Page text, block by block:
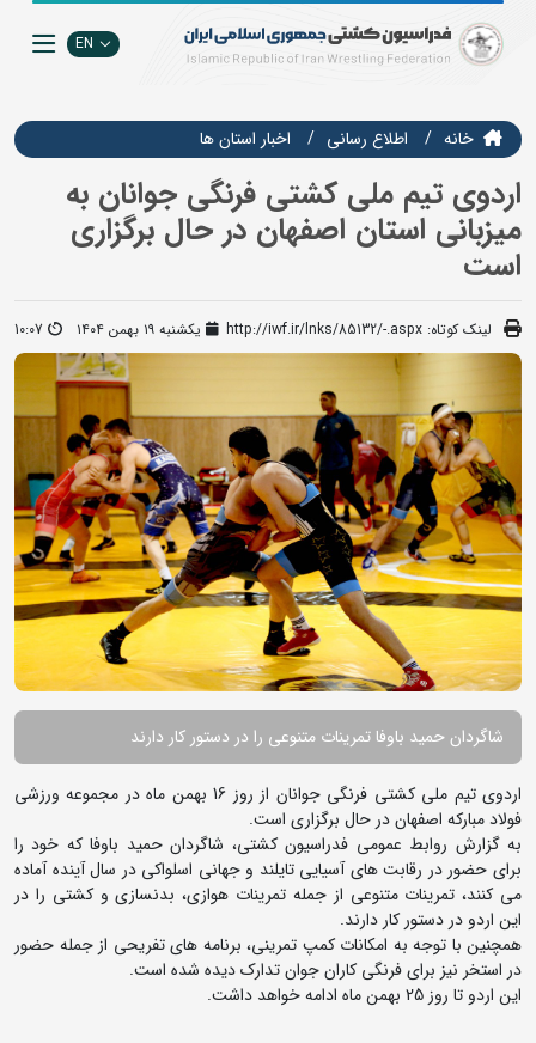
EN
خانه اطلاع رسانی اخبار استان ها
اردوی تیم ملی کشتی فرنگی جوانان به
میزبانی استان اصفهان در حال برگزاری
است
لینک کوتاه: http://iwf.ir/lnks/85132/-.aspx یکشنبه ۱۹ بهمن ۱۴۰۴ 10:07
شاگردان حمید باوفا تمرینات متنوعی را در دستور کار دارند
اردوی تیم ملی کشتی فرنگی جوانان از روز 16 بهمن ماه در مجموعه ورزشی
فولاد مبارکه اصفهان در حال برگزاری است.
به گزارش روابط عمومی فدراسیون کشتی،‌ شاگردان حمید باوفا که خود را
برای حضور در رقابت های آسیایی تایلند و جهانی اسلواکی در سال آینده آماده
می کنند، تمرینات متنوعی از جمله تمرینات هوازی، بدنسازی و کشتی را در
این اردو در دستور کار دارند.
همچنین با توجه به امکانات کمپ تمرینی، برنامه های تفریحی از جمله حضور
در استخر نیز برای فرنگی کاران جوان تدارک دیده شده است.
این اردو تا روز 25 بهمن ماه ادامه خواهد داشت.